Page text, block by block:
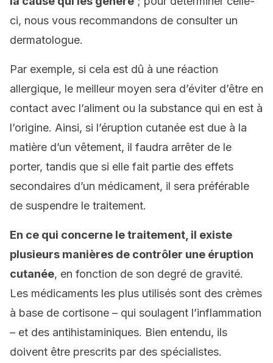
ci, nous vous recommandons de consulter un
dermatologue.
Par exemple, si cela est dû à une réaction
allergique, le meilleur moyen sera d’éviter d’être en
contact avec l’aliment ou la substance qui en est à
l’origine. Ainsi, si l’éruption cutanée est due à la
matière d’un vêtement, il faudra arrêter de le
porter, tandis que si elle fait partie des effets
secondaires d’un médicament, il sera préférable
de suspendre le traitement.
En ce qui concerne le traitement, il existe
plusieurs manières de contrôler une éruption
cutanée, en fonction de son degré de gravité.
Les médicaments les plus utilisés sont des crèmes
à base de cortisone – qui soulagent l’inflammation
– et des antihistaminiques. Bien entendu, ils
doivent être prescrits par des spécialistes.